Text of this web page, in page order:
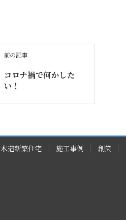
前の記事
コロナ禍で何かした
い！
木造新築住宅 施工事例 創笑